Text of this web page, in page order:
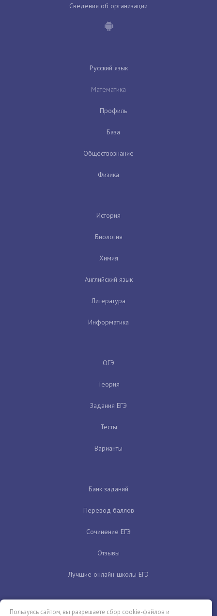
Сведения об организации
Русский язык
Математика
Профиль
База
Обществознание
Физика
История
Биология
Химия
Английский язык
Литература
Информатика
ОГЭ
Теория
Задания ЕГЭ
Тесты
Варианты
Банк заданий
Перевод баллов
Сочинение ЕГЭ
Отзывы
Лучшие онлайн-школы ЕГЭ
Пользуясь сайтом, вы разрешаете сбор cookie-файлов и